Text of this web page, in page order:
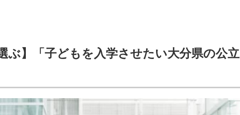
ぶ】「子どもを入学させたい大分県の公立